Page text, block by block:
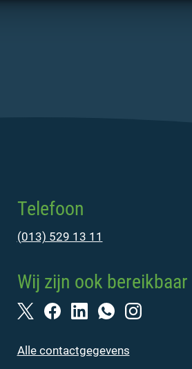
Telefoon
(013) 529 13 11
Wij zijn ook bereikbaar
Alle contactgegevens